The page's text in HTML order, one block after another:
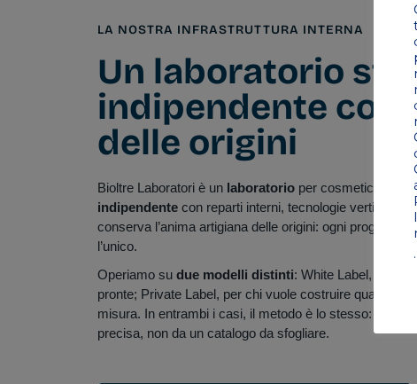
LA NOSTRA INFRASTRUTTURA INTERNA
Un laboratorio
indipendente con
delle origini
Bioltre Laboratori è un laboratorio per cosmetici
indipendente con reparti interni, tecnologie verticali e
conserva l’anima artigiana delle origini: ogni progetto
l’unico.
Operiamo su due modelli distinti: White Label, per
pronte; Private Label, per chi vuole costruire qualcosa
misura. In entrambi i casi, il metodo è lo stesso: ogni
precisa, non da un catalogo da sfogliare.
.